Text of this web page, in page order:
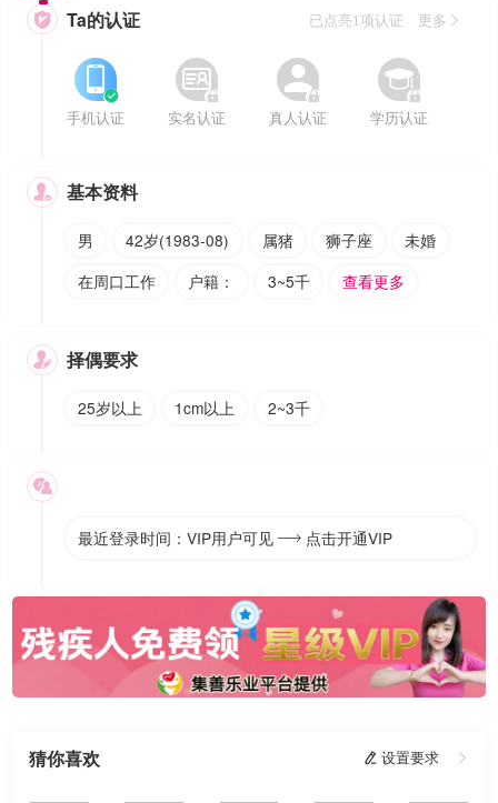
 Ta的认证 已点亮1项认证 更多


手机认证


实名认证


真人认证


学历认证
 基本资料
男 42岁(1983-08) 属猪 狮子座
未婚
在周口工作
户籍： 3~5千 查看更多
 择偶要求
25岁以上 1cm以上 2~3千

最近登录时间：VIP用户可见  点击开通VIP
猜你喜欢  设置要求 